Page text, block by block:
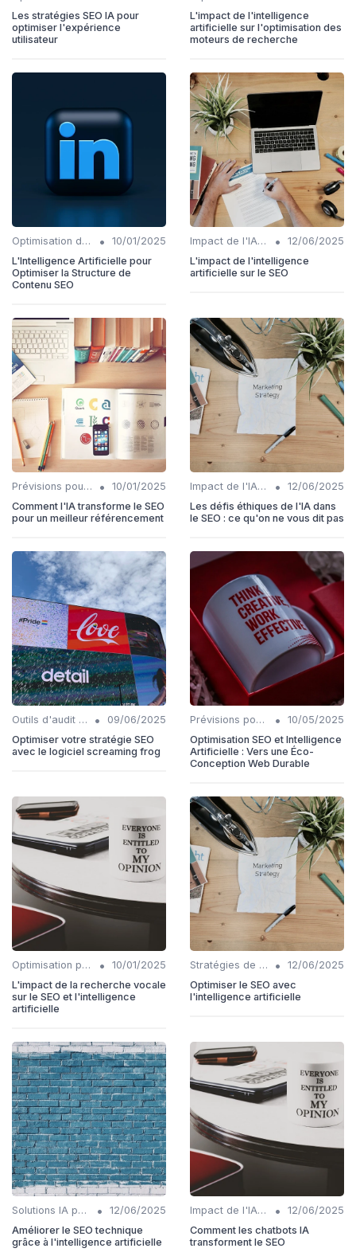
Les stratégies SEO IA pour
optimiser l'expérience
utilisateur
L'impact de l'intelligence
artificielle sur l'optimisation des
moteurs de recherche
Optimisation du contenu généré par IA •
10/01/2025
L'Intelligence Artificielle pour
Optimiser la Structure de
Contenu SEO
Impact de l'IA sur les rôles SEO •
12/06/2025
L'impact de l'intelligence
artificielle sur le SEO
Prévisions pour l'intégration IA et SEO •
10/01/2025
Comment l'IA transforme le SEO
pour un meilleur référencement
Impact de l'IA sur les rôles SEO •
12/06/2025
Les défis éthiques de l'IA dans
le SEO : ce qu'on ne vous dit pas
Outils d'audit technique SEO •
09/06/2025
Optimiser votre stratégie SEO
avec le logiciel screaming frog
Prévisions pour l'intégration IA et SEO •
10/05/2025
Optimisation SEO et Intelligence
Artificielle : Vers une Éco-
Conception Web Durable
Optimisation pour la recherche vocale •
10/01/2025
L'impact de la recherche vocale
sur le SEO et l'intelligence
artificielle
Stratégies de contenu basées sur l'IA •
12/06/2025
Optimiser le SEO avec
l'intelligence artificielle
Solutions IA pour l'audit SEO technique •
12/06/2025
Améliorer le SEO technique
grâce à l'intelligence artificielle
Impact de l'IA sur les rôles SEO •
12/06/2025
Comment les chatbots IA
transforment le SEO